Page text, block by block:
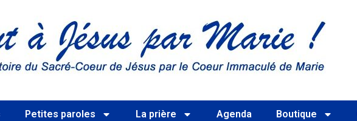
Petites paroles La prière Agenda Boutique